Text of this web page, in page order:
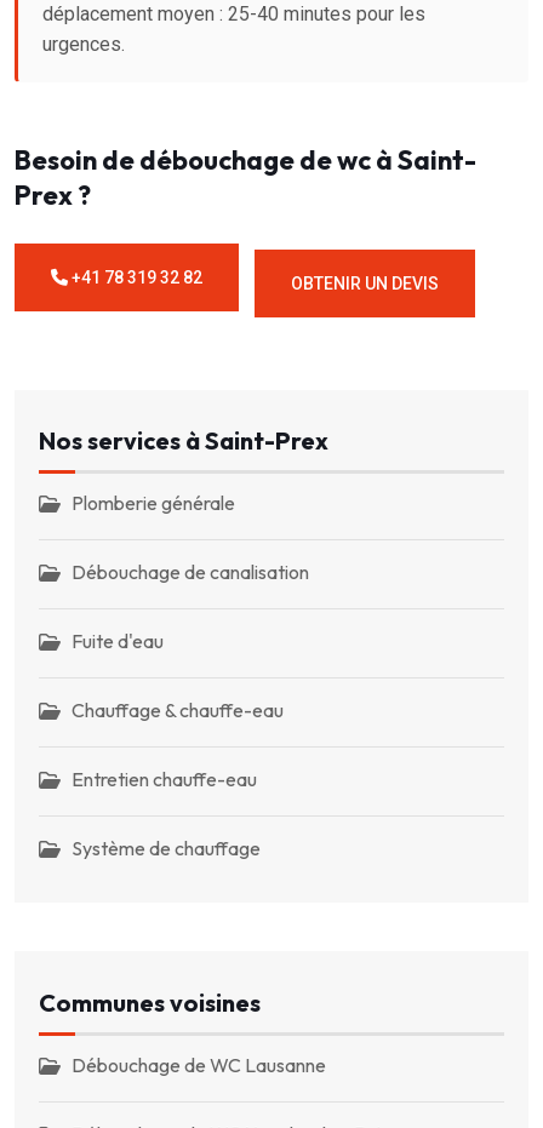
déplacement moyen : 25-40 minutes pour les
urgences.
Besoin de débouchage de wc à Saint-
Prex ?
+41 78 319 32 82 OBTENIR UN DEVIS
Nos services à Saint-Prex
Plomberie générale
Débouchage de canalisation
Fuite d'eau
Chauffage & chauffe-eau
Entretien chauffe-eau
Système de chauffage
Communes voisines
Débouchage de WC Lausanne